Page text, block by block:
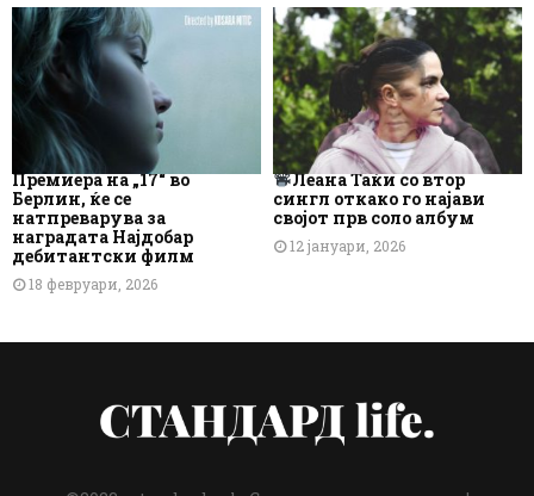
Премиера на „17“ во
Берлин, ќе се
натпреварува за
наградата Најдобар
дебитантски филм
18 февруари, 2026
Леана Таќи со втор
сингл откако го најави
својот прв соло албум
12 јануари, 2026